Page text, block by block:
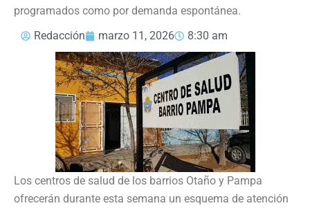
programados como por demanda espontánea.
Redacción
marzo 11, 2026 8:30 am
Los centros de salud de los barrios Otaño y Pampa
ofrecerán durante esta semana un esquema de atención